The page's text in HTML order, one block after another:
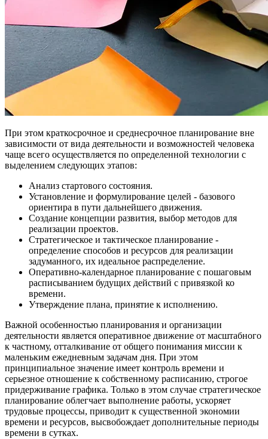
При этом краткосрочное и среднесрочное планирование вне
зависимости от вида деятельности и возможностей человека
чаще всего осуществляется по определенной технологии с
выделением следующих этапов:
Анализ стартового состояния.
Установление и формулирование целей - базового
ориентира в пути дальнейшего движения.
Создание концепции развития, выбор методов для
реализации проектов.
Стратегическое и тактическое планирование -
определение способов и ресурсов для реализации
задуманного, их идеальное распределение.
Оперативно-календарное планирование с пошаговым
расписыванием будущих действий с привязкой ко
времени.
Утверждение плана, принятие к исполнению.
Важной особенностью планирования и организации
деятельности является оперативное движение от масштабного
к частному, отталкивание от общего понимания миссии к
маленьким ежедневным задачам дня. При этом
принципиальное значение имеет контроль времени и
серьезное отношение к собственному расписанию, строгое
придерживание графика. Только в этом случае стратегическое
планирование облегчает выполнение работы, ускоряет
трудовые процессы, приводит к существенной экономии
времени и ресурсов, высвобождает дополнительные периоды
времени в сутках.